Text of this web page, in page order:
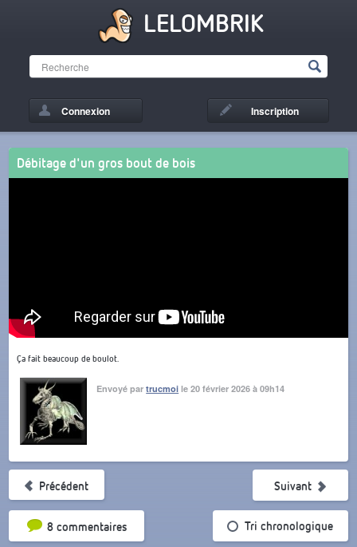
LELOMBRIK
Connexion Inscription
Débitage d'un gros bout de bois
Ça fait beaucoup de boulot.
Envoyé partrucmoi le 20 février 2026 à 09h14
Précédent
8 commentairesTri par popularité Tri chronologique
Suivant